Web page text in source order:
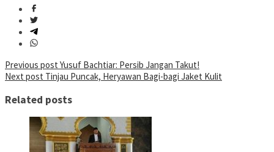
Post
navigation
Previous post Yusuf Bachtiar: Persib Jangan Takut!
Next post Tinjau Puncak, Heryawan Bagi-bagi Jaket Kulit
Related posts